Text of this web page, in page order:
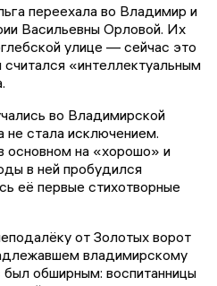
переехала во Владимир и
Васильевны Орловой. Их
улице — сейчас это
«интеллектуальным
во Владимирской
не стала исключением.
основном на «хорошо» и
в ней пробудился
её первые стихотворные
от Золотых ворот
владимирскому
был обширным: воспитанницы